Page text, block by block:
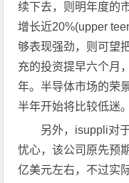
续下去，则明年度的
增长近20%(upper
够表现强劲，则可望
充的投资提早六个月
年。半导体市场的荣
半年开始将比较低迷。
另外，isuppli对
忧心，该公司原先预
亿美元左右，不过实